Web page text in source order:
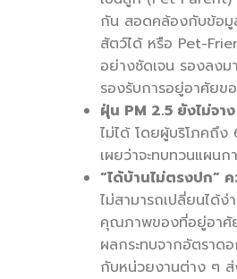
กัน สอดคล้องกับข้อมู
สัตว์ได้ หรือ Pet-
อย่างชัดเจน รองลงม
รองรับการอยู่อาศัยข
ฝุ่น PM 2.5 ยังไม่จา
ไม่ได้ โดยผู้บริโภคถึง
เผยว่าจะทบทวนแผ
“ได้บ้านไม่ตรงปก”
ไม่สามารถเปลี่ยนได้
คุณภาพของที่อยู่อาศัย
ผลกระทบจากอัตราด
กับหน่วยงานต่าง ๆ ส่